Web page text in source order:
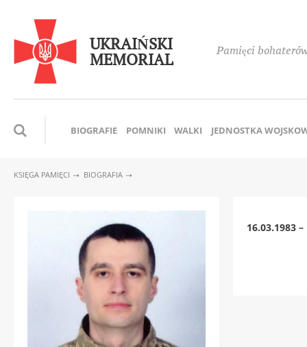
UKRAIŃSKI
MEMORIAL Pamięci
BIOGRAFIE POMNIKI WALKI JEDNOSTKA
KSIĘGA PAMIĘCI BIOGRAFIA
16.03.1983